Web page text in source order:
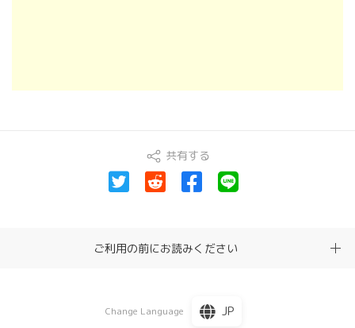
共有する
ご利用の前にお読みください
Change Language JP